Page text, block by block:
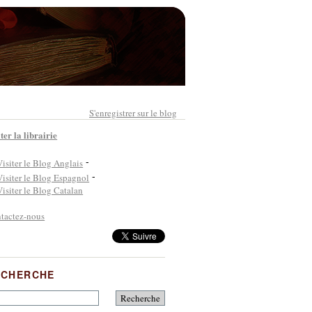
S'enregistrer sur le blog
la librairie
-
-
nous